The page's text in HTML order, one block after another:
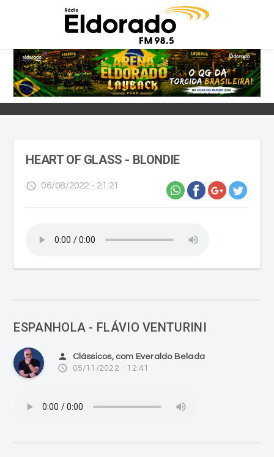
HEART OF GLASS - BLONDIE
access_time 06/08/2022 - 21:21
ESPANHOLA - FLÁVIO VENTURINI
person Clássicos, com Everaldo Belada
access_time 05/11/2022 - 12:41